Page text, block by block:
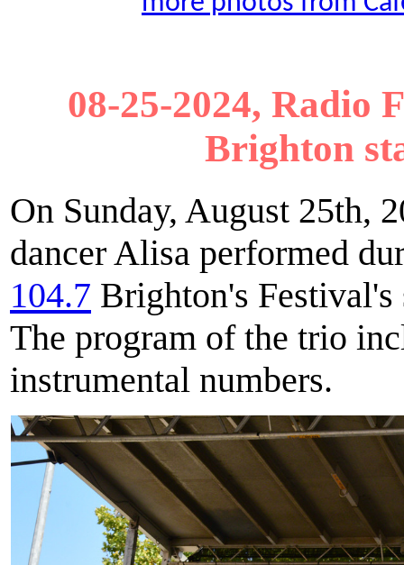
08-25-2024, Radio
Brighton
On Sunday, August 25th,
dancer Alisa performed
104.7 Brighton's
The program of the trio
instrumental numbers.